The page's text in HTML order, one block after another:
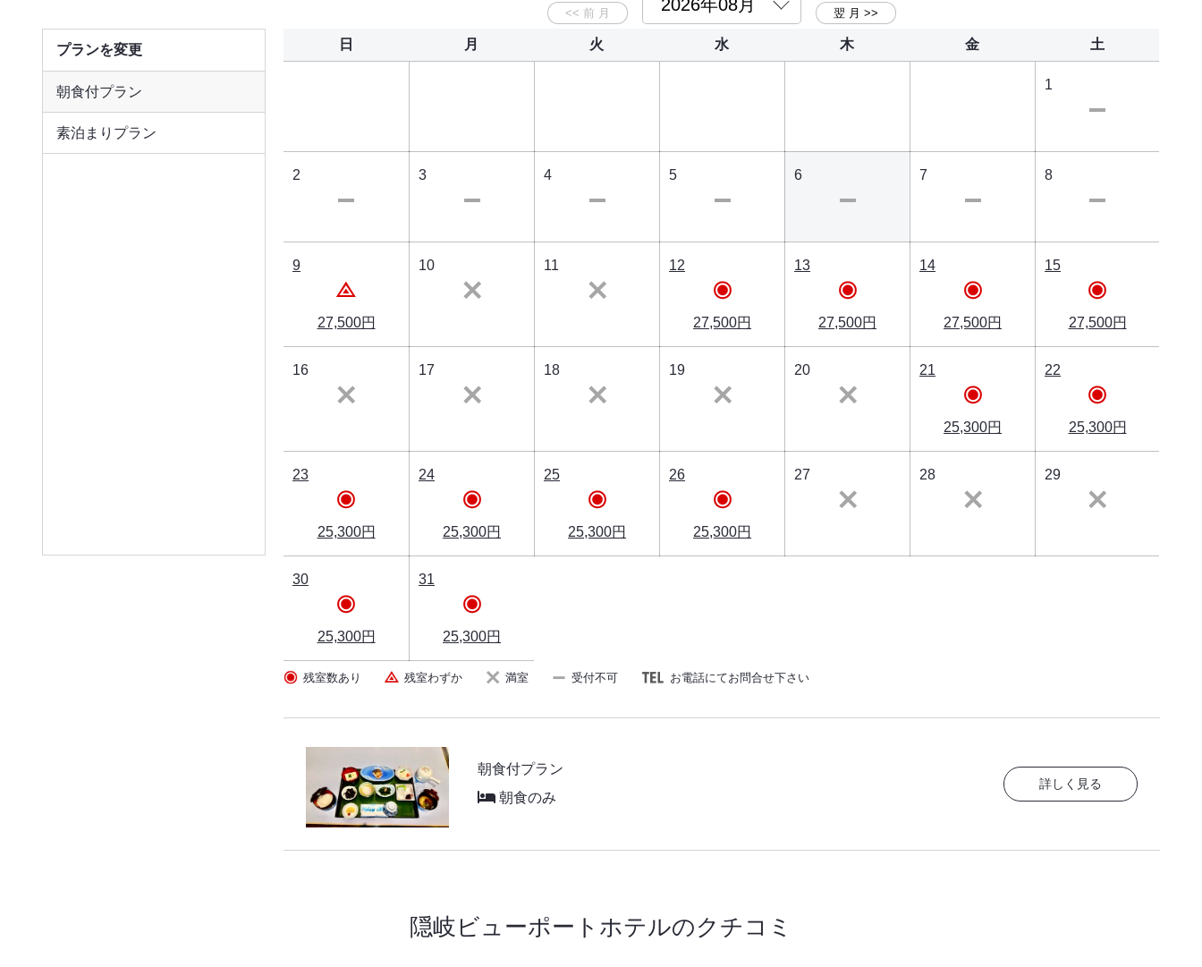
プランを変更
朝食付プラン
素泊まりプラン
日 月 火 水 木 金 土
1
2 3 4 5 6 7 8
9
27,500円
10 11 12
27,500円
13
27,500円
14
27,500円
15
27,500円
16 17 18 19 20 21
25,300円
22
25,300円
23
25,300円
24
25,300円
25
25,300円
26
25,300円
27 28 29
30
25,300円
31
25,300円
残室数あり 残室わずか 満室 受付不可 お電話にてお問合せ下さい
朝食付プラン
朝食のみ
詳しく見る
隠岐ビューポートホテルのクチコミ